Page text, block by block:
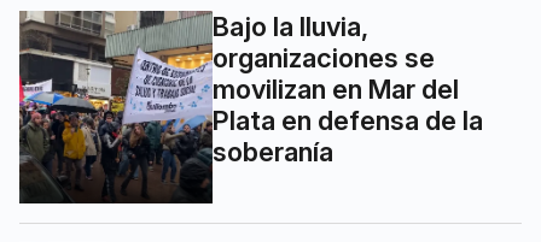
Bajo la lluvia,
organizaciones se
movilizan en Mar del
Plata en defensa de la
soberanía